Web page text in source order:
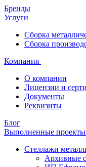
Бренды
Услуги
Сборка
Сборка
Компания
О компании
Лицензии и
Документы
Реквизиты
Блог
Выполненные проекты
Стеллажи
Архивные